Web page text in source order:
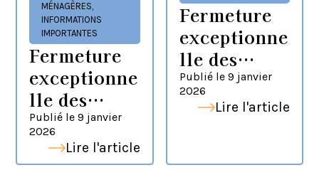
MÉNAGÈRES,
INFORMATIONS
IMPORTANTES
Fermeture
exceptionne
lle des
déchèteries
de la CASAS
Publié le 9 janvier
2026
Lire l'article
Fermeture
exceptionne
lle des
services
administrati
Publié le 9 janvier
2026
Lire l'article